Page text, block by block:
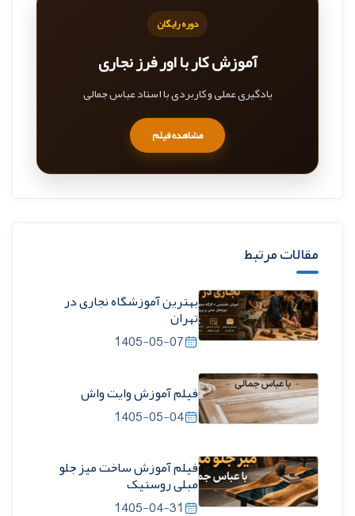
دوره رایگان
آموزش کار با اور فرز نجاری
یادگیری عملی و کاربردی با استاد عباس جمالی
مشاهده فیلم
مقالات مرتبط
بهترین آموزشگاه نجاری در
تهران
1405-05-07
فیلم آموزش وایت واش
1405-05-04
فیلم آموزش ساخت میز جلو
مبلی روستیک
1405-04-31